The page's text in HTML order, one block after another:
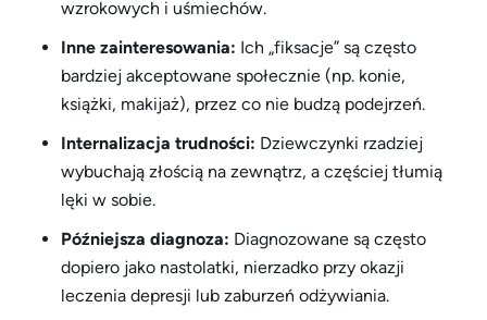
wzrokowych i uśmiechów.
Inne zainteresowania: Ich „fiksacje” są często
bardziej akceptowane społecznie (np. konie,
książki, makijaż), przez co nie budzą podejrzeń.
Internalizacja trudności: Dziewczynki rzadziej
wybuchają złością na zewnątrz, a częściej tłumią
lęki w sobie.
Późniejsza diagnoza: Diagnozowane są często
dopiero jako nastolatki, nierzadko przy okazji
leczenia depresji lub zaburzeń odżywiania.